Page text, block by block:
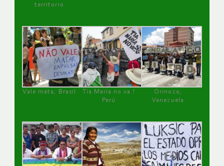
territorio
Vale mata, Brasil
Tía María no va !
Perú
Orinoco,
Venezuela